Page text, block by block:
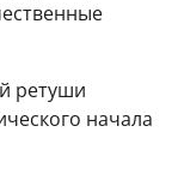
ретуши
начала